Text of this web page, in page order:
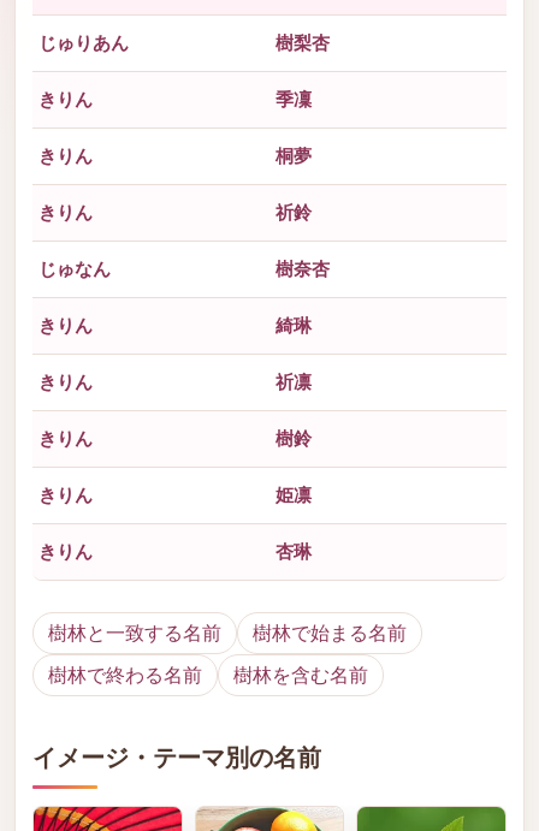
じゅりあん 樹梨杏
きりん 季凜
きりん 桐夢
きりん 祈鈴
じゅなん 樹奈杏
きりん 綺琳
きりん 祈凛
きりん 樹鈴
きりん 姫凛
きりん 杏琳
樹林と一致する名前
樹林で始まる名前
樹林で終わる名前
樹林を含む名前
イメージ・テーマ別の名前